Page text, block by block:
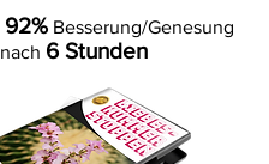
92%Besserung/Genesung
nach 6 Stunden